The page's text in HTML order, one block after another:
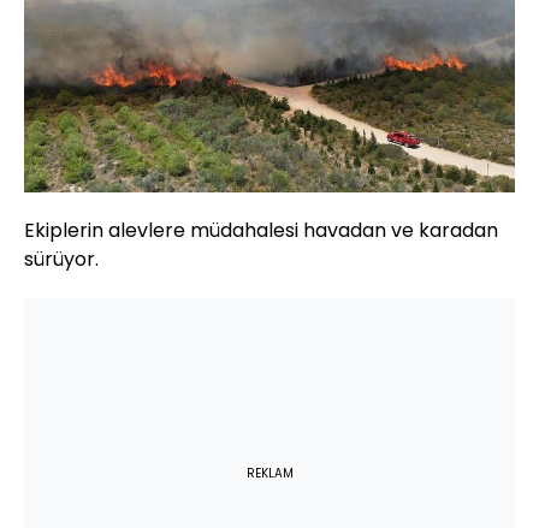
Ekiplerin alevlere müdahalesi havadan ve karadan
sürüyor.
REKLAM